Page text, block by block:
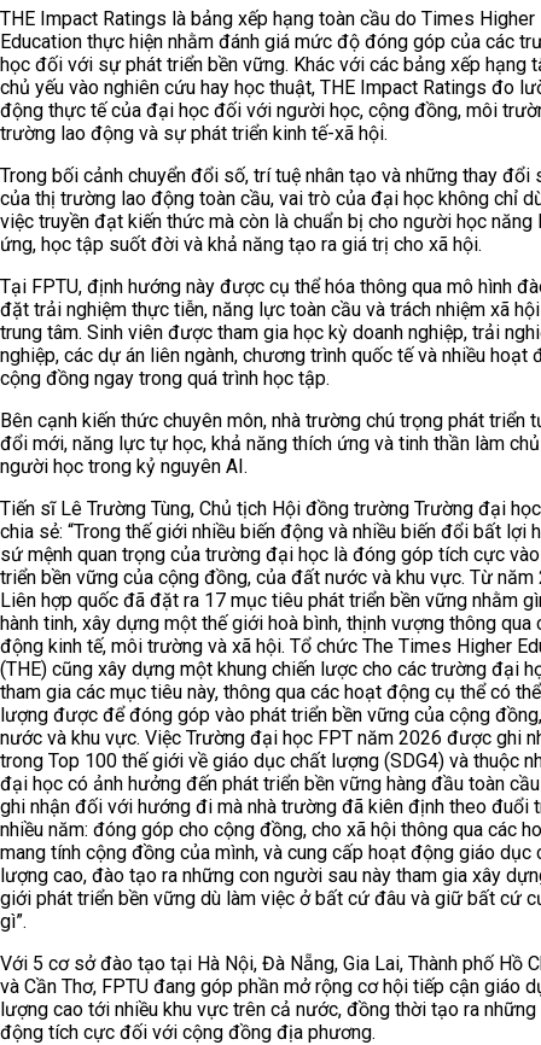
THE Impact Ratings là bảng xếp hạng toàn cầu do Times Higher
Education thực hiện nhằm đánh giá mức độ đóng góp của các
học đối với sự phát triển bền vững. Khác với các bảng xếp hạng
chủ yếu vào nghiên cứu hay học thuật, THE Impact Ratings đo
động thực tế của đại học đối với người học, cộng đồng, môi
trường lao động và sự phát triển kinh tế-xã hội.
Trong bối cảnh chuyển đổi số, trí tuệ nhân tạo và những thay đổi
của thị trường lao động toàn cầu, vai trò của đại học không chỉ
việc truyền đạt kiến thức mà còn là chuẩn bị cho người học năng
ứng, học tập suốt đời và khả năng tạo ra giá trị cho xã hội.
Tại FPTU, định hướng này được cụ thể hóa thông qua mô hình
đặt trải nghiệm thực tiễn, năng lực toàn cầu và trách nhiệm xã
trung tâm. Sinh viên được tham gia học kỳ doanh nghiệp, trải
nghiệp, các dự án liên ngành, chương trình quốc tế và nhiều hoạt
cộng đồng ngay trong quá trình học tập.
Bên cạnh kiến thức chuyên môn, nhà trường chú trọng phát triển
đổi mới, năng lực tự học, khả năng thích ứng và tinh thần làm
người học trong kỷ nguyên AI.
Tiến sĩ Lê Trường Tùng, Chủ tịch Hội đồng trường Trường đại
chia sẻ: “Trong thế giới nhiều biến động và nhiều biến đổi bất lợi
sứ mệnh quan trọng của trường đại học là đóng góp tích cực
triển bền vững của cộng đồng, của đất nước và khu vực. Từ năm
Liên hợp quốc đã đặt ra 17 mục tiêu phát triển bền vững nhằm
hành tinh, xây dựng một thế giới hoà bình, thịnh vượng thông qua
động kinh tế, môi trường và xã hội. Tổ chức The Times Higher
(THE) cũng xây dựng một khung chiến lược cho các trường đại
tham gia các mục tiêu này, thông qua các hoạt động cụ thể có
lượng được để đóng góp vào phát triển bền vững của cộng
nước và khu vực. Việc Trường đại học FPT năm 2026 được ghi
trong Top 100 thế giới về giáo dục chất lượng (SDG4) và thuộc
đại học có ảnh hưởng đến phát triển bền vững hàng đầu toàn
ghi nhận đối với hướng đi mà nhà trường đã kiên định theo đuổi
nhiều năm: đóng góp cho cộng đồng, cho xã hội thông qua các
mang tính cộng đồng của mình, và cung cấp hoạt động giáo dục
lượng cao, đào tạo ra những con người sau này tham gia xây
giới phát triển bền vững dù làm việc ở bất cứ đâu và giữ bất cứ
gì”.
Với 5 cơ sở đào tạo tại Hà Nội, Đà Nẵng, Gia Lai, Thành phố Hồ
và Cần Thơ, FPTU đang góp phần mở rộng cơ hội tiếp cận giáo
lượng cao tới nhiều khu vực trên cả nước, đồng thời tạo ra những
động tích cực đối với cộng đồng địa phương.